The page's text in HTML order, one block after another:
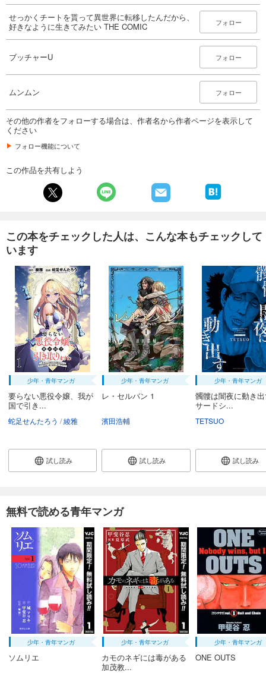
せっかくチートを貰って異世界に転移したんだから、
好きなように生きてみたい THE COMIC
フォロー
ブッチャーU フォロー
ムンムン フォロー
その他の作者をフォローする場合は、作者名から作者ページを表示して
ください
フォロー機能について
この作品を共有しよう
この本をチェックした人は、こんな本もチェックして
います
少年・青年マンガ
要らない悪役令嬢、我が
国で引き...
蛇足せんたろう 綾雅
試し読み
少年・青年マンガ
レ・セルバン 1
濱田浩輔
試し読み
少年・青年マンガ
髑髏は闇夜に動き
サードシ...
TETSUO
試し読み
無料で読める青年マンガ
少年・青年マンガ
ソムリエ
少年・青年マンガ
カモのネギには毒がある
加茂教...
少年・青年マンガ
ONE OUTS